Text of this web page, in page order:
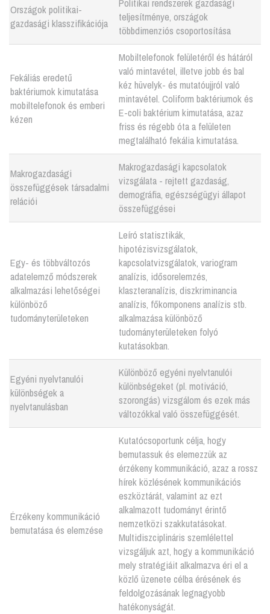
Országok politikai-
gazdasági klasszifikációja
Politikai rendszerek gazdasági
teljesítménye, országok
többdimenziós csoportosítása
Fekáliás eredetű
baktériumok kimutatása
mobiltelefonok és emberi
kézen
Mobiltelefonok felületéről és hátáról
való mintavétel, illetve jobb és bal
kéz hüvelyk- és mutatóujjról való
mintavétel. Coliform baktériumok és
E-coli baktérium kimutatása, azaz
friss és régebb óta a felületen
megtalálható fekália kimutatása.
Makrogazdasági
összefüggések társadalmi
relációi
Makrogazdasági kapcsolatok
vizsgálata - rejtett gazdaság,
demográfia, egészségügyi állapot
összefüggései
Egy- és többváltozós
adatelemző módszerek
alkalmazási lehetőségei
különböző
tudományterületeken
Leíró statisztikák,
hipotézisvizsgálatok,
kapcsolatvizsgálatok, variogram
analízis, idősorelemzés,
klaszteranalízis, diszkriminancia
analízis, főkomponens analízis stb.
alkalmazása különböző
tudományterületeken folyó
kutatásokban.
Egyéni nyelvtanulói
különbségek a
nyelvtanulásban
Különböző egyéni nyelvtanulói
különbségeket (pl. motiváció,
szorongás) vizsgálom és ezek más
változókkal való összefüggését.
Érzékeny kommunikáció
bemutatása és elemzése
Kutatócsoportunk célja, hogy
bemutassuk és elemezzük az
érzékeny kommunikáció, azaz a rossz
hírek közlésének kommunikációs
eszköztárát, valamint az ezt
alkalmazott tudományt érintő
nemzetközi szakkutatásokat.
Multidiszciplináris szemlélettel
vizsgáljuk azt, hogy a kommunikáció
mely stratégiáit alkalmazva éri el a
közlő üzenete célba érésének és
feldolgozásának legnagyobb
hatékonyságát.